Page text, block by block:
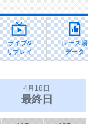
ライブ&
リプレイ
レース場
データ
4月18日
最終日